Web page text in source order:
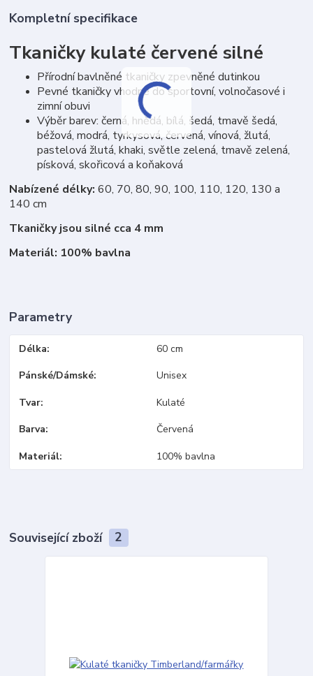
Kompletní specifikace
Tkaničky kulaté červené silné
Přírodní bavlněné tkaničky zpevněné dutinkou
Pevné tkaničky vhodné do sportovní, volnočasové i
zimní obuvi
Výběr barev: černá, hnědá, bílá, šedá, tmavě šedá,
béžová, modrá, tyrkysová, červená, vínová, žlutá,
pastelová žlutá, khaki, světle zelená, tmavě zelená,
písková, skořicová a koňaková
Nabízené délky: 60, 70, 80, 90, 100, 110, 120, 130 a
140 cm
Tkaničky jsou silné cca 4 mm
Materiál: 100% bavlna
Parametry
Délka 60 cm
Pánské/Dámské Unisex
Tvar Kulaté
Barva Červená
Materiál 100% bavlna
Související zboží 2